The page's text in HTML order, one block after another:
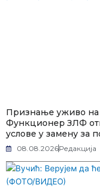
Признање уживо на
Функционер ЗЛФ
услове у замену за
08.08.2026Редакција